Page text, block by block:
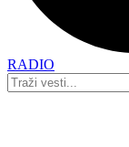
RADIO